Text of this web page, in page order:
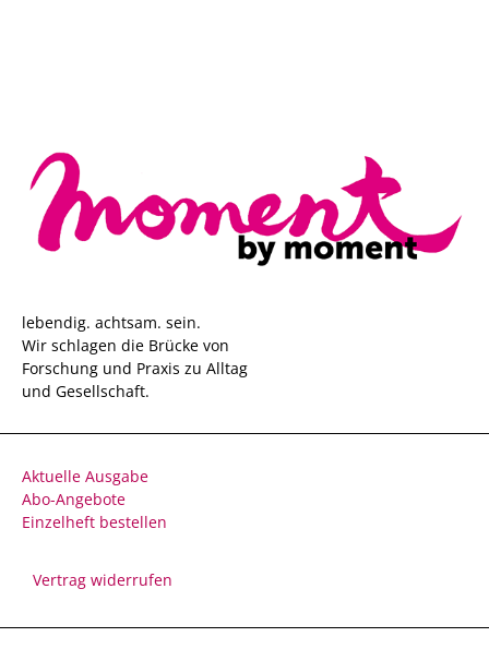
lebendig. achtsam. sein.
Wir schlagen die Brücke von
Forschung und Praxis zu Alltag
und Gesellschaft.
Aktuelle Ausgabe
Abo-Angebote
Einzelheft bestellen
Vertrag widerrufen